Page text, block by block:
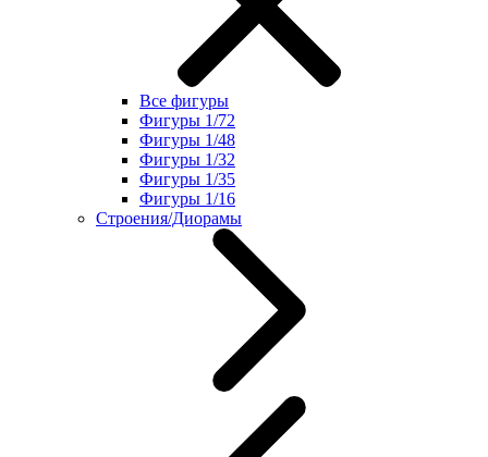
Все фигуры
Фигуры 1/72
Фигуры 1/48
Фигуры 1/32
Фигуры 1/35
Фигуры 1/16
Строения/Диорамы